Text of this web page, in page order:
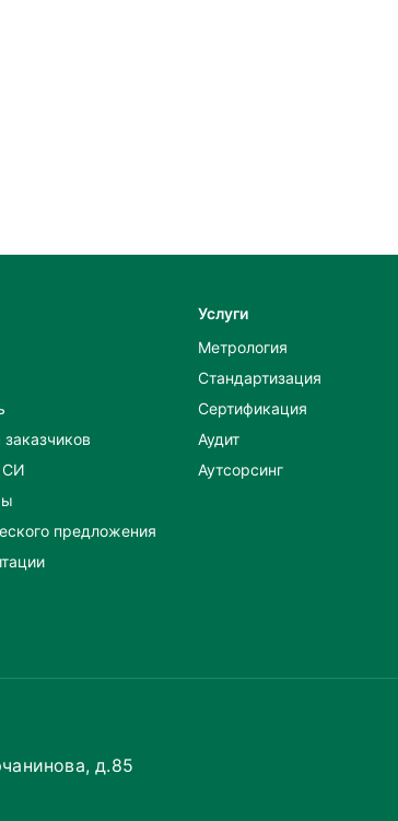
СИ
предложения
Услуги
Метрология
Стандартизация
Сертификация
Аудит
Аутсорсинг
д.85